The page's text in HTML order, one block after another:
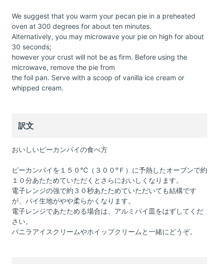
We suggest that you warm your pecan pie in a preheated
oven at 300 degrees for about ten minutes.
Alternatively, you may microwave your pie on high for about
30 seconds;
however your crust will not be as firm. Before using the
microwave, remove the pie from
the foil pan. Serve with a scoop of vanilla ice cream or
whipped cream.
訳文
おいしいピーカンパイの食べ方
ピーカンパイを１５０℃（３００°Ｆ）に予熱したオーブンで約
１０分あたためていただくとさらにおいしくなります。
電子レンジの強で約３０秒あたためていただいても結構です
が、パイ生地がやや柔らかくなります。
電子レンジであたためる場合は、アルミパイ皿をはずしてくだ
さい。
バニラアイスクリームやホイップクリームと一緒にどうぞ。